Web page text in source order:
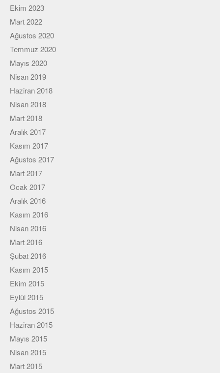
Ekim 2023
Mart 2022
Ağustos 2020
Temmuz 2020
Mayıs 2020
Nisan 2019
Haziran 2018
Nisan 2018
Mart 2018
Aralık 2017
Kasım 2017
Ağustos 2017
Mart 2017
Ocak 2017
Aralık 2016
Kasım 2016
Nisan 2016
Mart 2016
Şubat 2016
Kasım 2015
Ekim 2015
Eylül 2015
Ağustos 2015
Haziran 2015
Mayıs 2015
Nisan 2015
Mart 2015